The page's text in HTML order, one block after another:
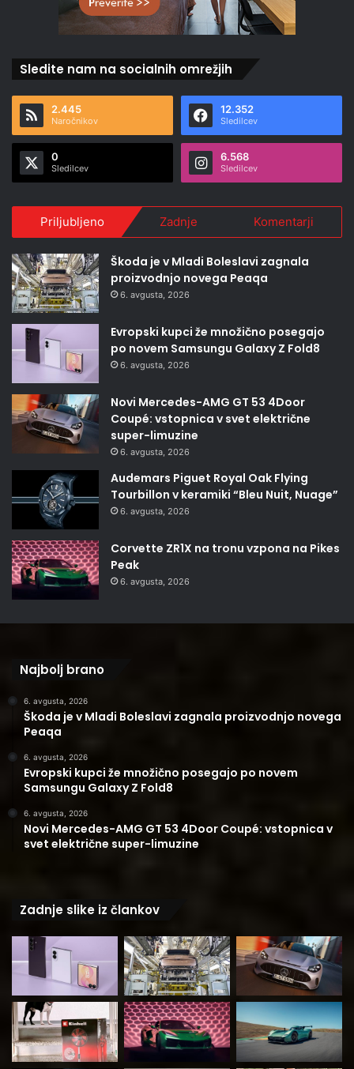
Sledite nam na socialnih omrežjih
2.445
Naročnikov
12.352
Sledilcev
0
Sledilcev
6.568
Sledilcev
Priljubljeno Zadnje Komentarji
Škoda je v Mladi Boleslavi zagnala
proizvodnjo novega Peaqa
6. avgusta, 2026
Evropski kupci že množično posegajo
po novem Samsungu Galaxy Z Fold8
6. avgusta, 2026
Novi Mercedes-AMG GT 53 4Door
Coupé: vstopnica v svet električne
super-limuzine
6. avgusta, 2026
Audemars Piguet Royal Oak Flying
Tourbillon v keramiki “Bleu Nuit, Nuage”
6. avgusta, 2026
Corvette ZR1X na tronu vzpona na Pikes
Peak
6. avgusta, 2026
Najbolj brano
6. avgusta, 2026
Škoda je v Mladi Boleslavi zagnala proizvodnjo novega
Peaqa
6. avgusta, 2026
Evropski kupci že množično posegajo po novem
Samsungu Galaxy Z Fold8
6. avgusta, 2026
Novi Mercedes-AMG GT 53 4Door Coupé: vstopnica v
svet električne super-limuzine
Zadnje slike iz člankov